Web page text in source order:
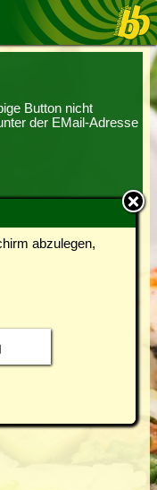
abzulegen,